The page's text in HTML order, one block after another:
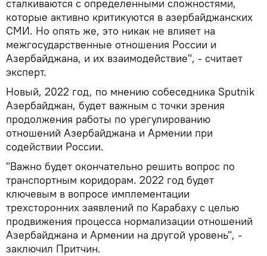
сталкиваются с определенными сложностями,
которые активно критикуются в азербайджанских
СМИ. Но опять же, это никак не влияет на
межгосударственные отношения России и
Азербайджана, и их взаимодействие", - считает
эксперт.
Новый, 2022 год, по мнению собеседника Sputnik
Азербайджан, будет важным с точки зрения
продолжения работы по урегулированию
отношений Азербайджана и Армении при
содействии России.
"Важно будет окончательно решить вопрос по
транспортным коридорам. 2022 год будет
ключевым в вопросе имплементации
трехсторонних заявлений по Карабаху с целью
продвижения процесса нормализации отношений
Азербайджана и Армении на другой уровень", -
заключил Притчин.